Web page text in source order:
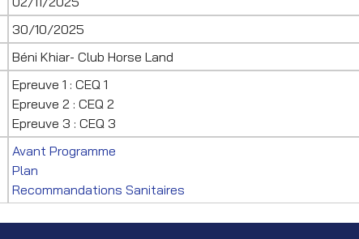
30/10/2025
Béni Khiar- Club Horse Land
Epreuve 1 : CEQ 1
Epreuve 2 : CEQ 2
Epreuve 3 : CEQ 3
Avant Programme
Plan
Recommandations Sanitaires